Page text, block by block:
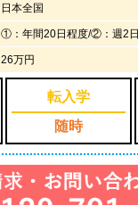
日本全国
①：年間20日程度/②：週2日
26万円
転入学
随時